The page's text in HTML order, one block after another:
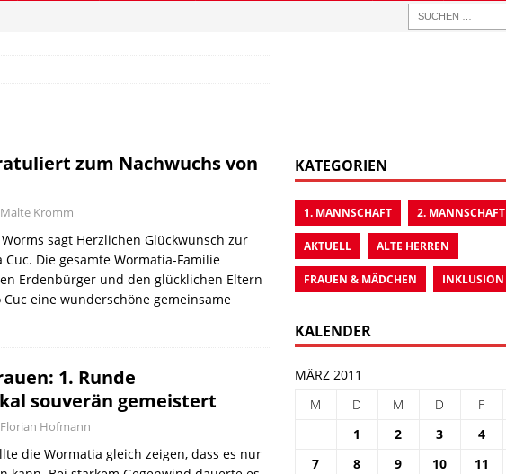
zum Nachwuchs von
Malte Kromm
sagt Herzlichen Glückwunsch zur
Cuc. Die gesamte Wormatia-Familie
Erdenbürger und den glücklichen Eltern
eine wunderschöne gemeinsame
1. Runde
souverän gemeistert
Florian Hofmann
die Wormatia gleich zeigen, dass es nur
KATEGORIEN
1. MANNSCHAFT 2. MANNSCHAFT
AKTUELL ALTE HERREN
FRAUEN & MÄDCHEN INKLUSION
KALENDER
MÄRZ 2011
M
D M D F
1
2 3 4
7
8 9 10 11